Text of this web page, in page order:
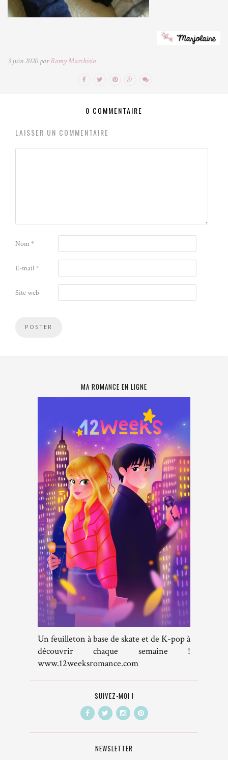
3 juin 2020 parRomy Marchisio
0 COMMENTAIRE
LAISSER UN COMMENTAIRE
Nom*
E-mail*
Site web
MA ROMANCE EN LIGNE
Un feuilleton à base de skate et de K-pop à
découvrir chaque semaine !
www.12weeksromance.com
SUIVEZ-MOI !
NEWSLETTER